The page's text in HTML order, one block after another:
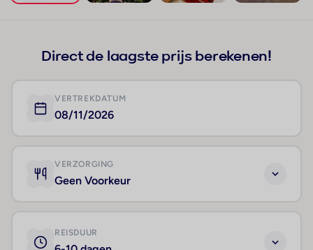
Direct de laagste prijs berekenen!
VERTREKDATUM
08/11/2026
VERZORGING
Geen Voorkeur
REISDUUR